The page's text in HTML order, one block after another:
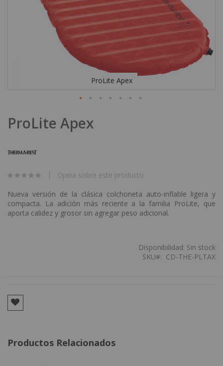
ProLite Apex
to
the
of
the
gallery
ProLite Apex
Opina sobre este producto
Nueva versión de la clásica colchoneta auto-inflable ligera y
compacta. La adición más reciente a la familia ProLite, que
aporta calidez y grosor sin agregar peso adicional.
Disponibilidad: Sin stock
SKU
CD-THE-PLTAX
Productos Relacionados